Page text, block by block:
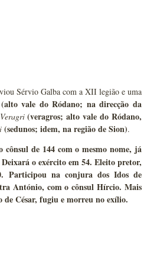
Sérvio Galba com a XII legião e uma
(alto vale do Ródano; na direcção da
Veragri (veragros; alto vale do Ródano,
(sedunos; idem, na região de Sion).
cônsul de 144 com o mesmo nome, já
o exército em 54. Eleito pretor,
Participou na conjura dos Idos de
António, com o cônsul Hírcio. Mais
de César, fugiu e morreu no exílio.